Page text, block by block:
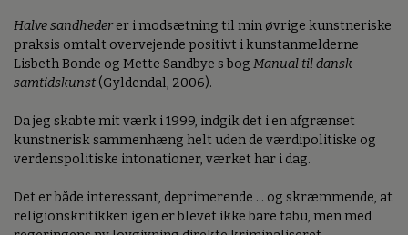
Halve sandhederer i modsætning til min øvrige kunstneriske
praksis omtalt overvejende positivt i kunstanmelderne
Lisbeth Bonde og Mette Sandbye s bog Manual til dansk
samtidskunst (Gyldendal, 2006).
Da jeg skabte mit værk i 1999, indgik det i en afgrænset
kunstnerisk sammenhæng helt uden de værdipolitiske og
verdenspolitiske intonationer, værket har i dag.
Det er både interessant, deprimerende ... og skræmmende, at
religionskritikken igen er blevet ikke bare tabu, men med